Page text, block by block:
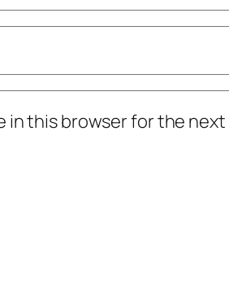
in this browser for the